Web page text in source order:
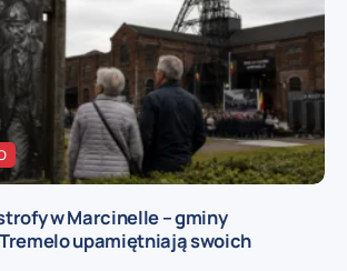
w Marcinelle – gminy
upamiętniają swoich